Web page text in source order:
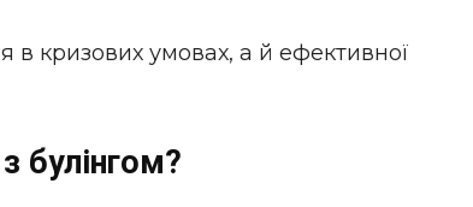
в кризових умовах, а й ефективної
булінгом?